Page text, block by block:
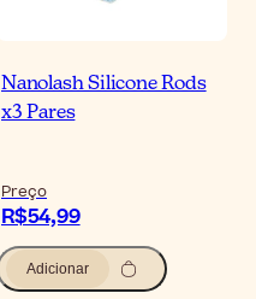
Nanolash Silicone Rods
x3 Pares
Preço
R$54,99
Adicionar